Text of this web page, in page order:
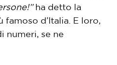
ha detto la
d’Italia. E loro,
numeri, se ne